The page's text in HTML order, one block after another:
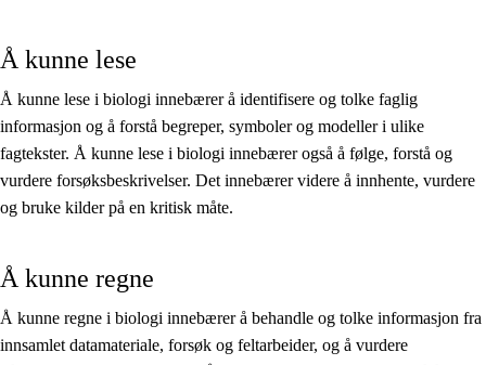
Å kunne lese
Å kunne lese i biologi innebærer å identifisere og tolke faglig
informasjon og å forstå begreper, symboler og modeller i ulike
fagtekster. Å kunne lese i biologi innebærer også å følge, forstå og
vurdere forsøksbeskrivelser. Det innebærer videre å innhente, vurdere
og bruke kilder på en kritisk måte.
Å kunne regne
Å kunne regne i biologi innebærer å behandle og tolke informasjon fra
innsamlet datamateriale, forsøk og feltarbeider, og å vurdere